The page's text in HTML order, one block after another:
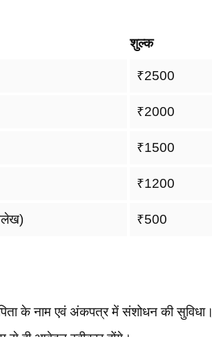
शुल्क
₹2500
₹2000
₹1500
₹1200
₹500
के नाम एवं अंकपत्र में संशोधन की सुविधा।